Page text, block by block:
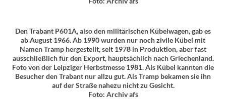
Den Trabant P601A, also den militärischen Kübelwagen, gab es
ab August 1966. Ab 1990 wurden nur noch zivile Kübel mit
Namen Tramp hergestellt, seit 1978 in Produktion, aber fast
ausschließlich für den Export, hauptsächlich nach Griechenland.
Foto von der Leipziger Herbstmesse 1981. Als Kübel kannten die
Besucher den Trabant nur allzu gut. Als Tramp bekamen sie ihn
auf der Straße nahezu nicht zu Gesicht.
Foto: Archiv afs